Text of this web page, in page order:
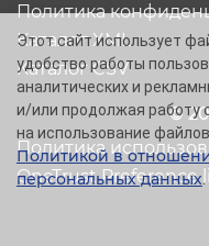
©
Политика
Каталог XML
Каталог CSV
Политика
OneTrust Preference
Этот сайт использует
удобство работы
аналитических и
и/или продолжая работу
на использование
Политикой в
персональных данных.